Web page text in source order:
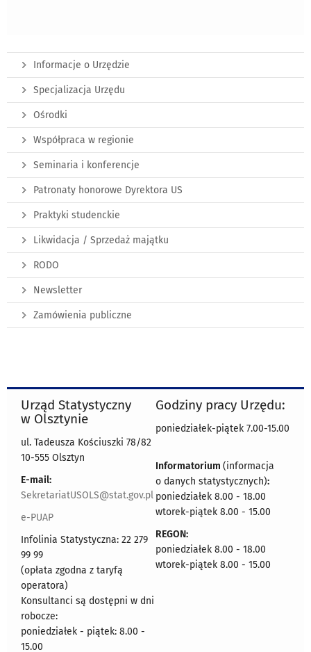
Informacje o Urzędzie
Specjalizacja Urzędu
Ośrodki
Współpraca w regionie
Seminaria i konferencje
Patronaty honorowe Dyrektora US
Praktyki studenckie
Likwidacja / Sprzedaż majątku
RODO
Newsletter
Zamówienia publiczne
Urząd Statystyczny
w Olsztynie
ul. Tadeusza Kościuszki 78/82
10-555 Olsztyn
E-mail:
SekretariatUSOLS@stat.gov.pl
e-PUAP
Infolinia Statystyczna: 22 279
99 99
(opłata zgodna z taryfą
operatora)
Konsultanci są dostępni w dni
robocze:
poniedziałek - piątek: 8.00 -
15.00
Godziny pracy Urzędu:
poniedziałek-piątek 7.00-15.00
Informatorium (informacja
o danych statystycznych):
poniedziałek 8.00 - 18.00
wtorek-piątek 8.00 - 15.00
REGON:
poniedziałek 8.00 - 18.00
wtorek-piątek 8.00 - 15.00